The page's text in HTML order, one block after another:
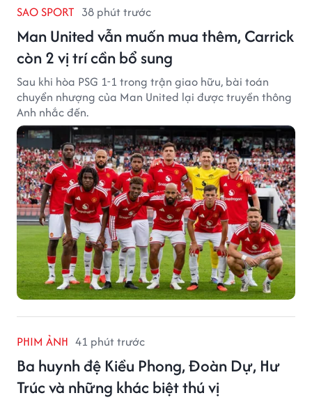
SAO SPORT 38 phút trước
Man United vẫn muốn mua thêm, Carrick
còn 2 vị trí cần bổ sung
Sau khi hòa PSG 1-1 trong trận giao hữu, bài toán
chuyển nhượng của Man United lại được truyền thông
Anh nhắc đến.
PHIM ẢNH 41 phút trước
Ba huynh đệ Kiều Phong, Đoàn Dự, Hư
Trúc và những khác biệt thú vị